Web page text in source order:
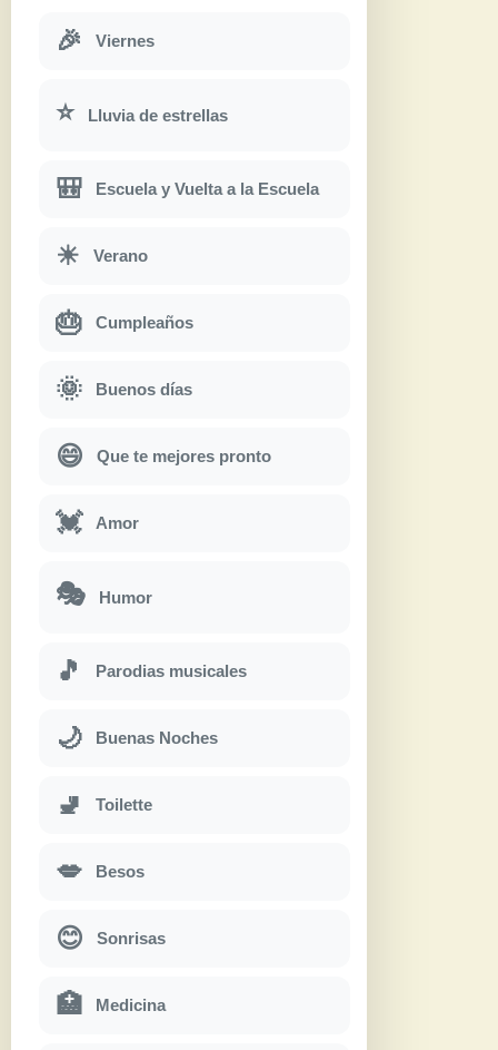
🎉 Viernes
⭐ Lluvia de estrellas
🎒 Escuela y Vuelta a la Escuela
☀ Verano
🎂 Cumpleaños
🌞 Buenos días
😄 Que te mejores pronto
💓 Amor
🎭 Humor
🎵 Parodias musicales
🌙 Buenas Noches
🚽 Toilette
💋 Besos
😊 Sonrisas
🏥 Medicina